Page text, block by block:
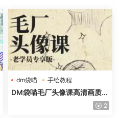
dm袋喵
手绘教程
毛厂头像
DM袋喵毛厂头像课高清画质含
2